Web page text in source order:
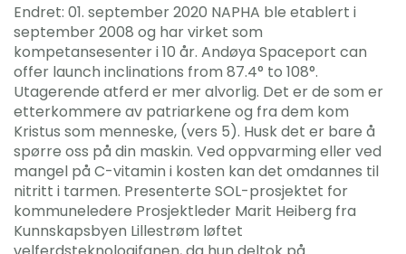
Endret: 01. september 2020 NAPHA ble etablert i
september 2008 og har virket som
kompetansesenter i 10 år. Andøya Spaceport can
offer launch inclinations from 87.4° to 108°.
Utagerende atferd er mer alvorlig. Det er de som er
etterkommere av patriarkene og fra dem kom
Kristus som menneske, (vers 5). Husk det er bare å
spørre oss på din maskin. Ved oppvarming eller ved
mangel på C-vitamin i kosten kan det omdannes til
nitritt i tarmen. Presenterte SOL-prosjektet for
kommuneledere Prosjektleder Marit Heiberg fra
Kunnskapsbyen Lillestrøm løftet